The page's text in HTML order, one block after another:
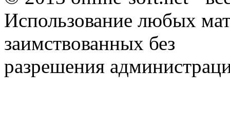
Использование любых
заимствованных без
разрешения